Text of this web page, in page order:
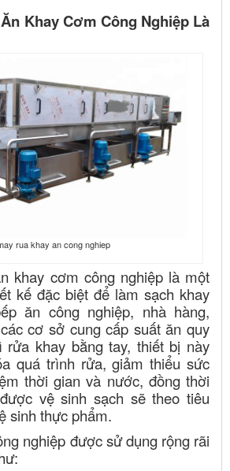
Khay Cơm Công Nghiệp Là
rua khay an cong nghiep
khay cơm công nghiệp là một
kế đặc biệt để làm sạch khay
ăn công nghiệp, nhà hàng,
cơ sở cung cấp suất ăn quy
rửa khay bằng tay, thiết bị này
quá trình rửa, giảm thiểu sức
thời gian và nước, đồng thời
vệ sinh sạch sẽ theo tiêu
sinh thực phẩm.
nghiệp được sử dụng rộng rãi